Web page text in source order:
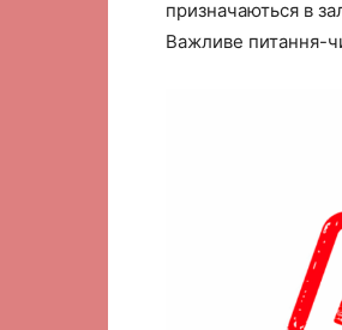
призначаються в
Важливе питання-